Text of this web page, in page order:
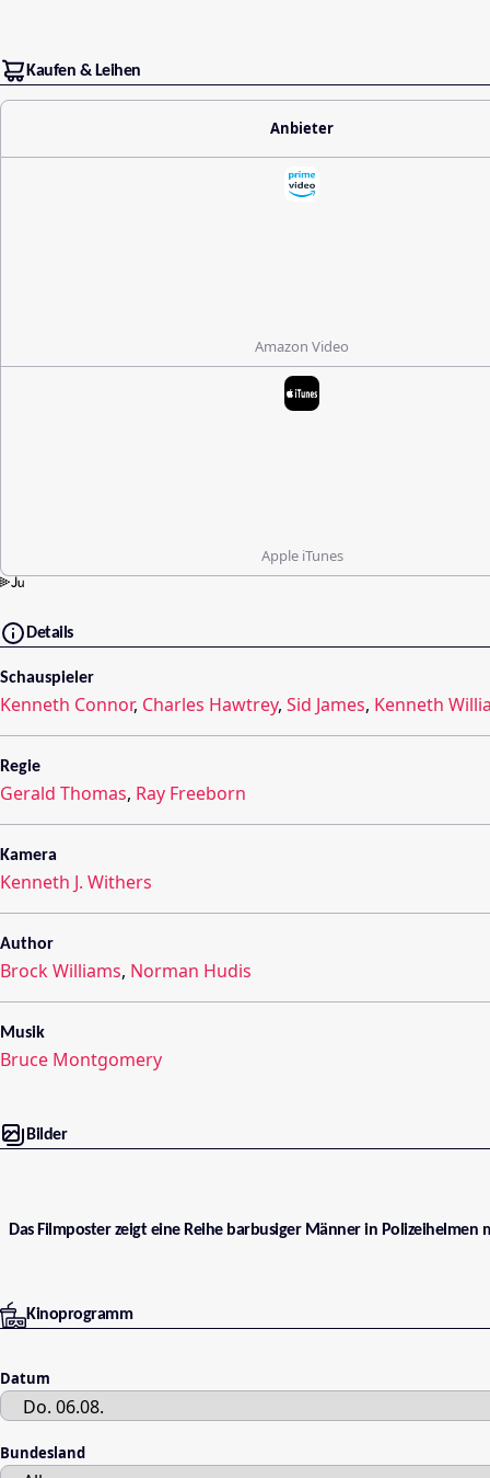
Kaufen & Leihen
Anbieter
Amazon Video
Apple iTunes
Details
Schauspieler
Kenneth Connor, Charles Hawtrey, Sid James, Kenneth
Regie
Gerald Thomas, Ray Freeborn
Kamera
Kenneth J. Withers
Author
Brock Williams, Norman Hudis
Musik
Bruce Montgomery
Bilder
Das Filmposter zeigt eine Reihe barbusiger Männer in Polizeihelmen
Kinoprogramm
Datum
Bundesland